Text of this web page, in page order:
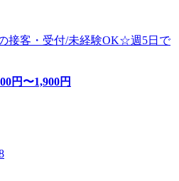
接客・受付/未経験OK☆週5日で
円〜1,900円